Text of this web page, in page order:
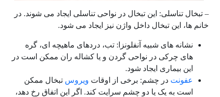
– تبخال تناسلی: این تبخال در نواحی تناسلی ایجاد می شوند. در
خانم ها، این تبخال داخل واژن نیز ایجاد می شود.
نشانه های شبیه آنفلونزا: تب، دردهای ماهیچه ای، گره
های چرکی در نواحی گردن و یا کشاله ران ممکن است در
این بیماری ایجاد شود.
عفونت در چشم: برخی از اوقات ویروس تبخال ممکن
است به یک یا دو چشم سرایت کند. اگر این اتفاق رخ دهد،